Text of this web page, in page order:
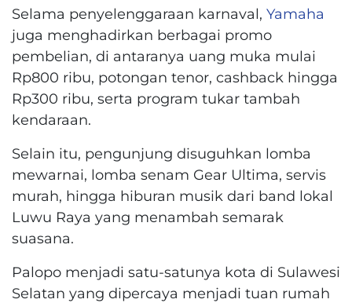
Selama penyelenggaraan karnaval, Yamaha
juga menghadirkan berbagai promo
pembelian, di antaranya uang muka mulai
Rp800 ribu, potongan tenor, cashback hingga
Rp300 ribu, serta program tukar tambah
kendaraan.
Selain itu, pengunjung disuguhkan lomba
mewarnai, lomba senam Gear Ultima, servis
murah, hingga hiburan musik dari band lokal
Luwu Raya yang menambah semarak
suasana.
Palopo menjadi satu-satunya kota di Sulawesi
Selatan yang dipercaya menjadi tuan rumah